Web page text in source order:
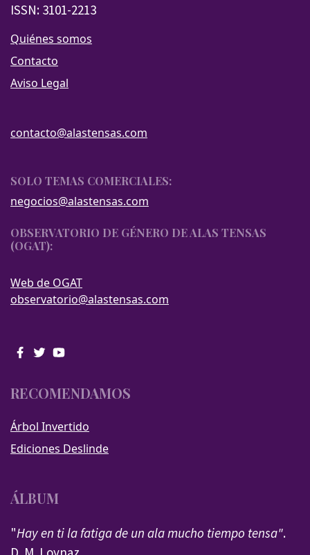
ISSN: 3101-2213
Quiénes somos
Contacto
Aviso Legal
contacto@alastensas.com
SOLO TEMAS COMERCIALES:
negocios@alastensas.com
OBSERVATORIO DE GÉNERO DE ALAS TENSAS
(OGAT):
Web de OGAT
observatorio@alastensas.com
RECOMENDAMOS
Árbol Invertido
Ediciones Deslinde
ÁLBUM
"Hay en ti la fatiga de un ala mucho tiempo tensa".